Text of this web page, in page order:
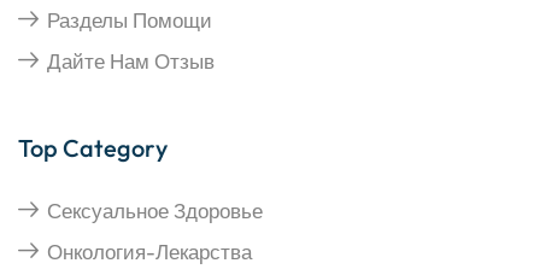
Разделы Помощи
Дайте Нам Отзыв
Top Category
Сексуальное Здоровье
Онкология-Лекарства